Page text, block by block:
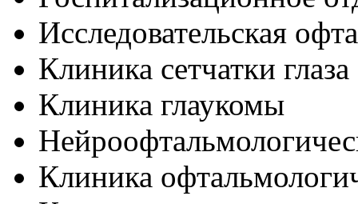
Исследовательская
Клиника сетчатки глаза
Клиника глаукомы
Клиника